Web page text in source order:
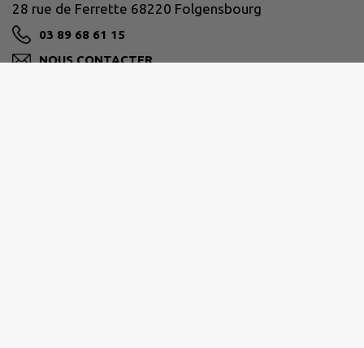
28 rue de Ferrette 68220 Folgensbourg
03 89 68 61 15
NOUS CONTACTER